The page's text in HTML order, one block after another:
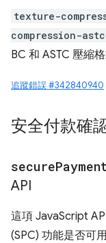
texture-
compression-
BC 和 ASTC 壓縮
追蹤錯誤 #342840940
安全付款確
secure
API
這項 JavaScript
(SPC) 功能是否可